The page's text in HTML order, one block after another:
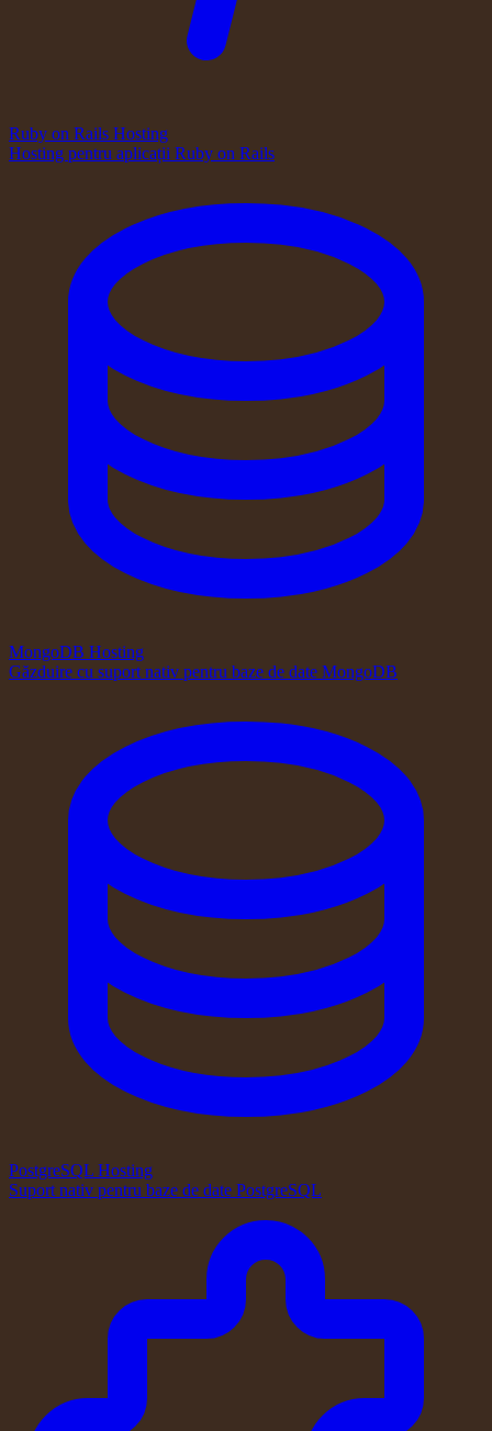
Ruby on Rails Hosting
Hosting pentru aplicații Ruby on Rails
MongoDB Hosting
Găzduire cu suport nativ pentru baze de date MongoDB
PostgreSQL Hosting
Suport nativ pentru baze de date PostgreSQL